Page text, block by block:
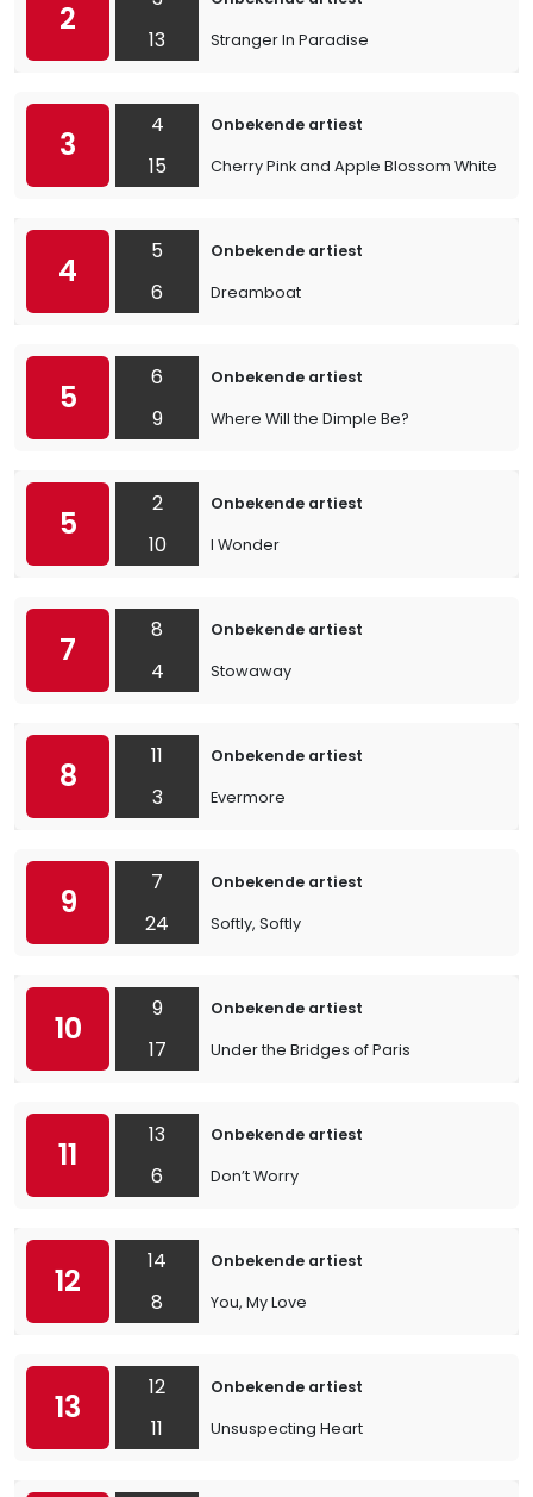
2
13
Stranger In Paradise
3
4
15
Onbekende artiest
Cherry Pink and Apple Blossom White
4
5
6
Onbekende artiest
Dreamboat
5
6
9
Onbekende artiest
Where Will the Dimple Be?
5
2
10
Onbekende artiest
I Wonder
7
8
4
Onbekende artiest
Stowaway
8
11
3
Onbekende artiest
Evermore
9
7
24
Onbekende artiest
Softly, Softly
10
9
17
Onbekende artiest
Under the Bridges of Paris
11
13
6
Onbekende artiest
Don’t Worry
12
14
8
Onbekende artiest
You, My Love
13
12
11
Onbekende artiest
Unsuspecting Heart